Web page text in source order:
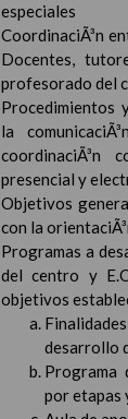
especiales
CoordinaciÃ³n
Docentes,
profesorado del
Procedimientos
la
coordinaciÃ³n
presencial y
Objetivos
con la
Programas a
del centro y
objetivos
desarrollo
Programa
por etapas